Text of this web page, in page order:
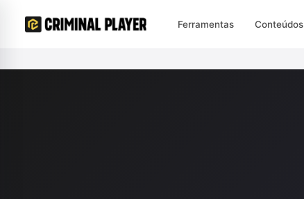
Ferramentas Conteúdos